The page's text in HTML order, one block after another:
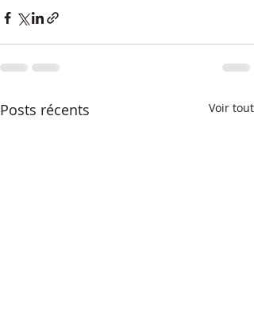
Posts récents Voir tout